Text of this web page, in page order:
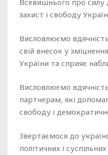
Всевишнього про силу
захист і свободу
Висловлюємо
свій внесок у
України та сприяє
Висловлюємо
партнерам, які
свободу і
Звертаємося до
політичних і